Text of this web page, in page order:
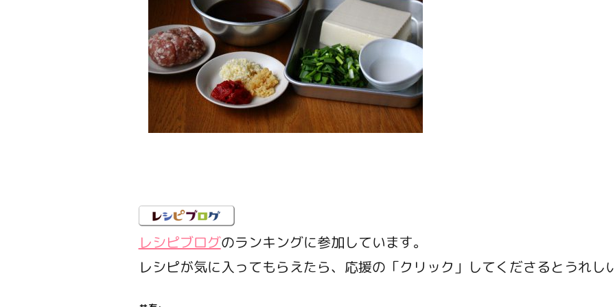
レシピブログのランキングに参加しています。
レシピが気に入ってもらえたら、応援の「クリック」してくださるとうれし